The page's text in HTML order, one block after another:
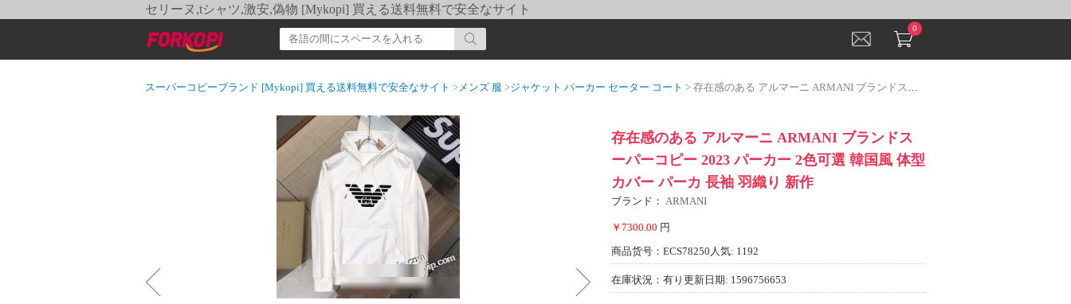
セリーヌ,tシャツ,激安,偽物 [Mykopi] 買える送料無料で安全なサイト
0
スーパーコピーブランド [Mykopi] 買える送料無料で安全なサイト >メンズ 服 >ジャケット パーカー セーター コート > 存在感のある アルマーニ ARMANI ブランドスーパーコピー 2023 パーカー 2色可選 韓国風 体型カバー パーカ 長袖 羽織り 新作
存在感のある アルマーニ ARMANI ブランドス
ーパーコピー 2023 パーカー 2色可選 韓国風 体型
カバー パーカ 長袖 羽織り 新作
ブランド： ARMANI
￥7300.00 円
商品货号：ECS78250 人気: 1192
在庫状況：有り 更新日期: 1596756653